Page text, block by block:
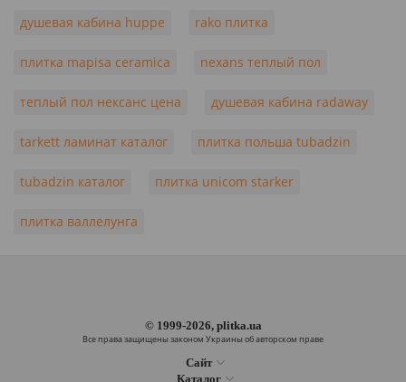
душевая кабина huppe rako плитка
плитка mapisa ceramica nexans теплый пол
теплый пол нексанс цена душевая кабина radaway
tarkett ламинат каталог плитка польша tubadzin
tubadzin каталог плитка unicom starker
плитка валлелунга
© 1999-2026, plitka.ua
Все права защищены законом Украины об авторском праве
Сайт
Каталог